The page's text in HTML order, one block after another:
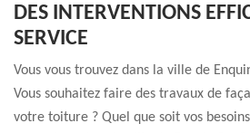
DES INTERVENTIONS
SERVICE
Vous vous trouvez dans la ville de
Vous souhaitez faire des travaux de
votre toiture ? Quel que soit vos